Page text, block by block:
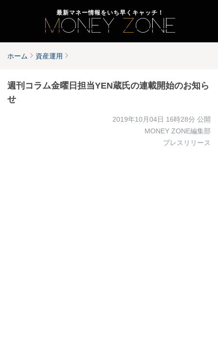
最新マネー情報をいち早くキャッチ！
ホーム 資産運用
週刊コラム金曜日担当YEN蔵氏の連載開始のお知ら
せ
2019年10月04日 16時28分 公開
MONEY ZONE編集部
プレスリリース